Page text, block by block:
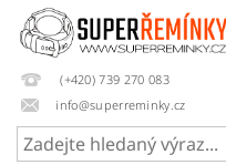
(+420) 739 270 083
info@superreminky.cz